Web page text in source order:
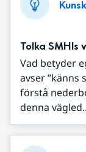
Tolka SMHIs
Vad betyder
avser ”känns
förstå
denna